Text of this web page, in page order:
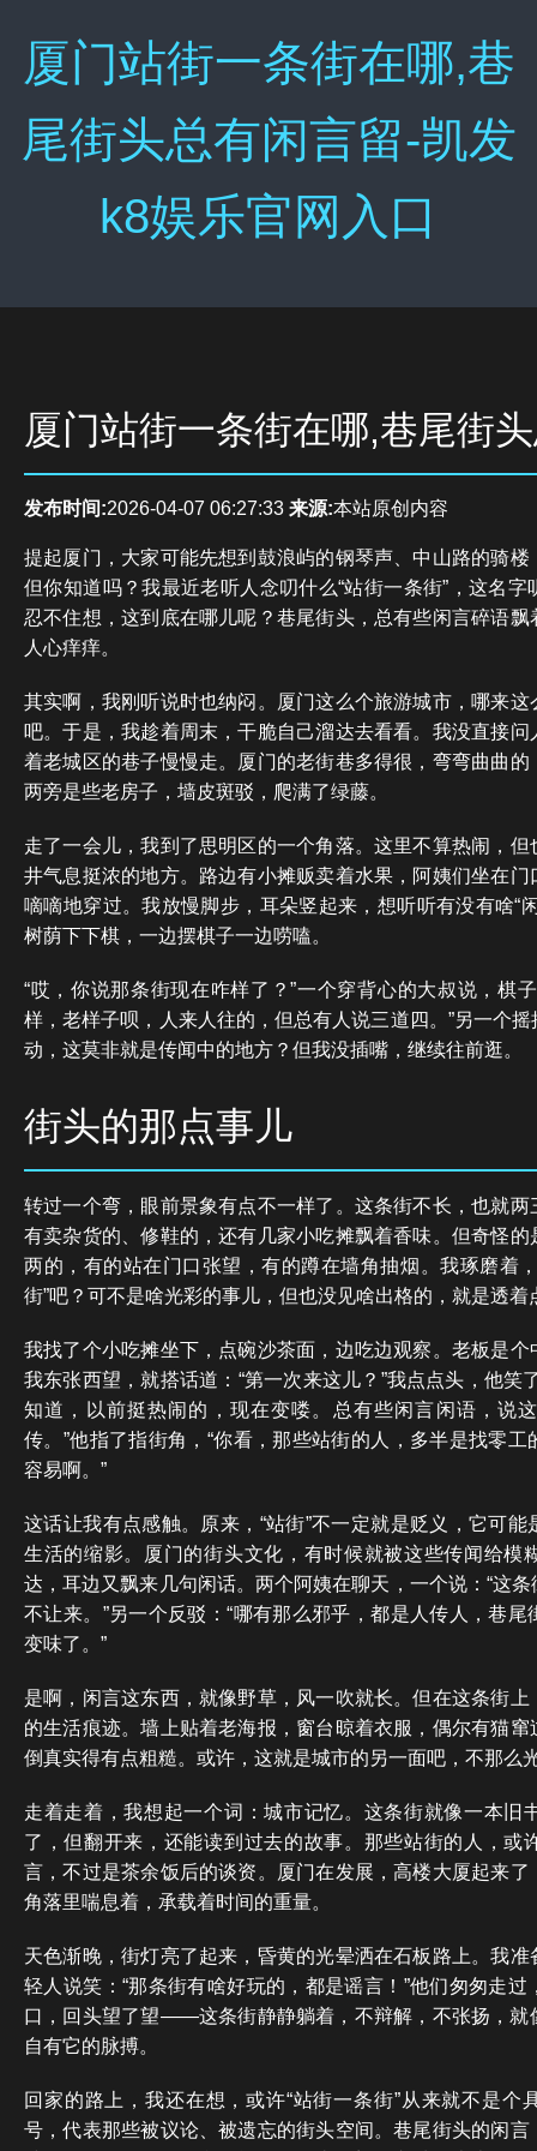
厦门站街一条街在哪,巷
尾街头总有闲言留-凯发
k8娱乐官网入口
厦门站街一条街在哪,巷尾街
发布时间:2026-04-07 06:27:33 来源:本站原创内容
提起厦门，大家可能先想到鼓浪屿的钢琴声、中山路的骑
但你知道吗？我最近老听人念叨什么“站街一条街”，这名
忍不住想，这到底在哪儿呢？巷尾街头，总有些闲言碎语
人心痒痒。
其实啊，我刚听说时也纳闷。厦门这么个旅游城市，哪来
吧。于是，我趁着周末，干脆自己溜达去看看。我没直接
着老城区的巷子慢慢走。厦门的老街巷多得很，弯弯曲曲
两旁是些老房子，墙皮斑驳，爬满了绿藤。
走了一会儿，我到了思明区的一个角落。这里不算热闹，
井气息挺浓的地方。路边有小摊贩卖着水果，阿姨们坐在
嘀嘀地穿过。我放慢脚步，耳朵竖起来，想听听有没有啥“
树荫下下棋，一边摆棋子一边唠嗑。
“哎，你说那条街现在咋样了？”一个穿背心的大叔说，棋
样，老样子呗，人来人往的，但总有人说三道四。”另一个
动，这莫非就是传闻中的地方？但我没插嘴，继续往前逛。
街头的那点事儿
转过一个弯，眼前景象有点不一样了。这条街不长，也就
有卖杂货的、修鞋的，还有几家小吃摊飘着香味。但奇怪
两的，有的站在门口张望，有的蹲在墙角抽烟。我琢磨着
街”吧？可不是啥光彩的事儿，但也没见啥出格的，就是透
我找了个小吃摊坐下，点碗沙茶面，边吃边观察。老板是
我东张西望，就搭话道：“第一次来这儿？”我点点头，他笑
知道，以前挺热闹的，现在变喽。总有些闲言闲语，说
传。”他指了指街角，“你看，那些站街的人，多半是找零
容易啊。”
这话让我有点感触。原来，“站街”不一定就是贬义，它可
生活的缩影。厦门的街头文化，有时候就被这些传闻给模
达，耳边又飘来几句闲话。两个阿姨在聊天，一个说：“这
不让来。”另一个反驳：“哪有那么邪乎，都是人传人，巷
变味了。”
是啊，闲言这东西，就像野草，风一吹就长。但在这条街
的生活痕迹。墙上贴着老海报，窗台晾着衣服，偶尔有猫
倒真实得有点粗糙。或许，这就是城市的另一面吧，不那么
走着走着，我想起一个词：城市记忆。这条街就像一本旧
了，但翻开来，还能读到过去的故事。那些站街的人，或
言，不过是茶余饭后的谈资。厦门在发展，高楼大厦起来
角落里喘息着，承载着时间的重量。
天色渐晚，街灯亮了起来，昏黄的光晕洒在石板路上。我
轻人说笑：“那条街有啥好玩的，都是谣言！”他们匆匆走
口，回头望了望——这条街静静躺着，不辩解，不张扬，就
自有它的脉搏。
回家的路上，我还在想，或许“站街一条街”从来就不是个
号，代表那些被议论、被遗忘的街头空间。巷尾街头的闲